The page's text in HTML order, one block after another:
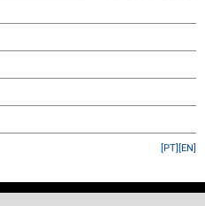
[EN]
[PT]